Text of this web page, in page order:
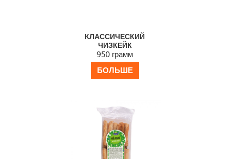
КЛАССИЧЕСКИЙ
ЧИЗКЕЙК
950 грамм
БОЛЬШЕ